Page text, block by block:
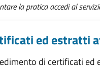
la pratica accedi al
ed estratti
di certificati